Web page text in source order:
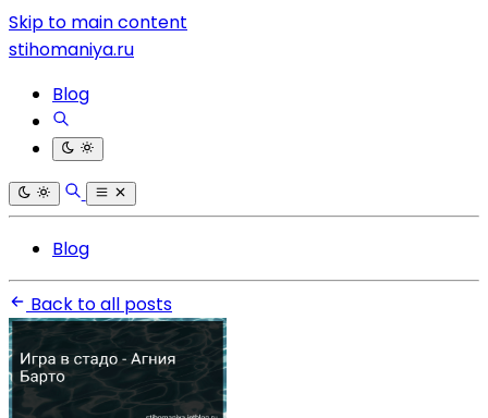
Skip to main content
stihomaniya.ru
Blog
Blog
Back to all posts